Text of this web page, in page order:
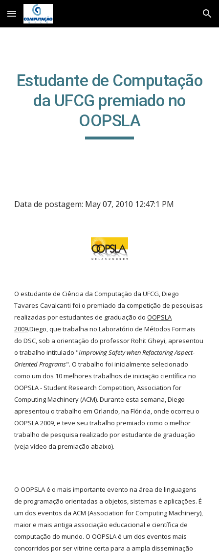
Skip to main content Skip to navigation
Estudante de Computação
da UFCG premiado no
OOPSLA
Data de postagem: May 07, 2010 12:47:1 PM
O estudante de Ciência da Computação da UFCG, Diego
Tavares Cavalcanti foi o premiado da competição de pesquisas
realizadas por estudantes de graduação do OOPSLA
2009.Diego, que trabalha no Laboratório de Métodos Formais
do DSC, sob a orientação do professor Rohit Gheyi, apresentou
o trabalho intitulado "Improving Safety when Refactoring Aspect-
Oriented Programs". O trabalho foi inicialmente selecionado
como um dos 10 melhores trabalhos de iniciação científica no
OOPSLA - Student Research Competition, Association for
Computing Machinery (ACM). Durante esta semana, Diego
apresentou o trabalho em Orlando, na Flórida, onde ocorreu o
OOPSLA 2009, e teve seu trabalho premiado como o melhor
trabalho de pesquisa realizado por estudante de graduação
(veja vídeo da premiação abaixo).
O OOPSLA é o mais importante evento na área de linguagens
de programação orientadas a objetos, sistemas e aplicações. É
um dos eventos da ACM (Association for Computing Machinery),
maior e mais antiga associação educacional e científica de
computação do mundo. O OOPSLA é um dos eventos mais
concorridos por ser vitrine certa para a ampla disseminação